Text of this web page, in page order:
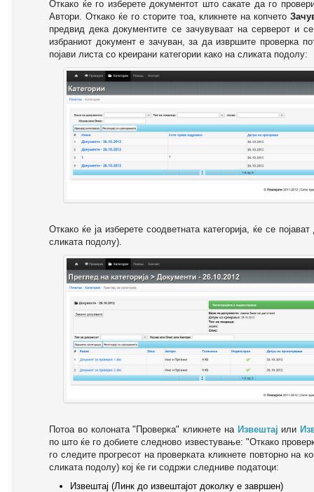
Откако ќе го изберете документот што сакате да го
Автори. Откако ќе го сторите тоа, кликнете на копчето
предвид дека документите се зачувуваат на серверот и
избраниот документ е зачуван, за да извршите проверка
појави листа со креирани категории како на сликата подолу:
Откако ќе ја изберете соодветната категорија, ќе се
сликата подолу).
Потоа во колоната "Проверка" кликнете на Извештај или
по што ќе го добиете следново известување: "Oткако
го следите прогресот на проверката кликнете повторно на
сликата подолу) кој ќе ги содржи следниве податоци:
Извештај (Линк до извештајот доколку е завршен)